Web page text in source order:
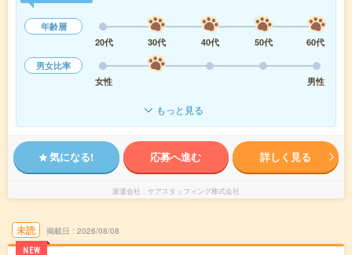
年齢層
20代
30代 40代 50代
60代
男女比率
女性
男性
もっと見る
気になる! 応募へ進む 詳しく見る
派遣会社 ケアスタッフィング株式会社
未読
NEW
掲載日 2026/08/08